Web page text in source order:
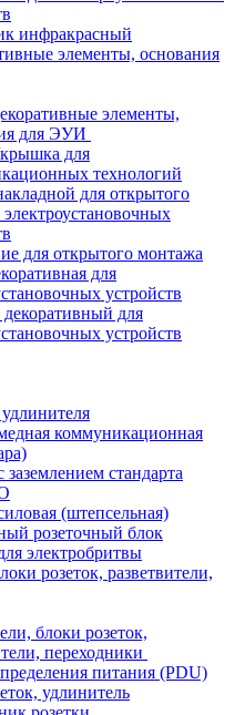
инфракрасный
элементы, основания
элементы,
для ЭУИ
для
технологий
для открытого
для открытого монтажа
для
устройств
для
устройств
коммуникационная
заземлением стандарта
(штепсельная)
розеточный блок
электробритвы
розеток, разветвители,
блоки розеток,
переходники
питания (PDU)
удлинитель